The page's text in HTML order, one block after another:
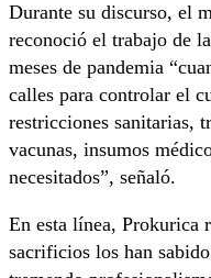
Durante su discurso, el
reconoció el trabajo de
meses de pandemia
calles para controlar el
restricciones sanitarias,
vacunas, insumos
necesitados”, señaló.
En esta línea, Prokurica
sacrificios los han